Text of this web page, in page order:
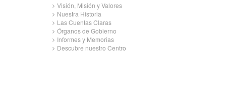
Visión, Misión y Valores
Nuestra Historia
Las Cuentas Claras
Órganos de Gobierno
Informes y Memorias
Descubre nuestro Centro